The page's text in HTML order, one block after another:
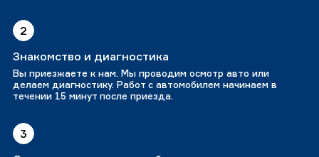
2
Знакомство и диагностика
Вы приезжаете к нам. Мы проводим осмотр авто или
делаем диагностику. Работ с автомобилем начинаем в
течении 15 минут после приезда.
3